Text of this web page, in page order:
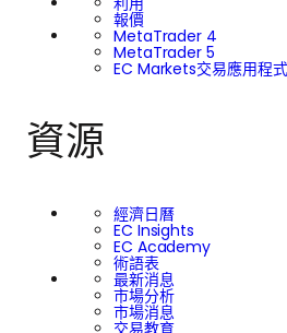
畫。
報價
MetaTrader 4
MetaTrader 5
EC Markets交易應用程式
資源
經濟日曆
EC Insights
EC Academy
術語表
最新消息
市場分析
市場消息